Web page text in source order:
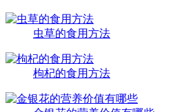
虫草的食用方法
枸杞的食用方法